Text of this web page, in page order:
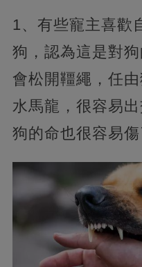
1、有些寵主喜歡
狗，認為這是對
會松開韁繩，任
水馬龍，很容易
狗的命也很容易傷